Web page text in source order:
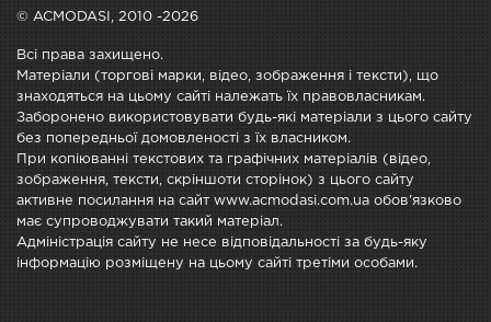
© ACMODASI, 2010 -2026
Всі права захищено.
Матеріали (торгові марки, відео, зображення і тексти), що
знаходяться на цьому сайті належать їх правовласникам.
Заборонено використовувати будь-які матеріали з цього сайту
без попередньої домовленості з їх власником.
При копіюванні текстових та графічних матеріалів (відео,
зображення, тексти, скріншоти сторінок) з цього сайту
активне посилання на сайт www.acmodasi.com.ua обов'язково
має супроводжувати такий матеріал.
Адміністрація сайту не несе відповідальності за будь-яку
інформацію розміщену на цьому сайті третіми особами.